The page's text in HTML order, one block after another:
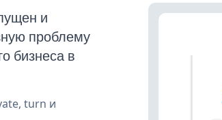
и
проблему
бизнеса в
turn и